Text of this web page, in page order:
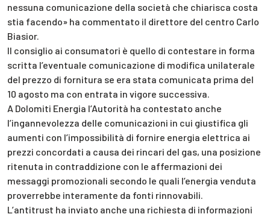
nessuna comunicazione della società che chiarisca costa
stia facendo» ha commentato il direttore del centro Carlo
Biasior.
Il consiglio ai consumatori è quello di contestare in forma
scritta l’eventuale comunicazione di modifica unilaterale
del prezzo di fornitura se era stata comunicata prima del
10 agosto ma con entrata in vigore successiva.
A Dolomiti Energia l’Autorità ha contestato anche
l’ingannevolezza delle comunicazioni in cui giustifica gli
aumenti con l’impossibilità di fornire energia elettrica ai
prezzi concordati a causa dei rincari del gas, una posizione
ritenuta in contraddizione con le affermazioni dei
messaggi promozionali secondo le quali l’energia venduta
proverrebbe interamente da fonti rinnovabili.
L’antitrust ha inviato anche una richiesta di informazioni